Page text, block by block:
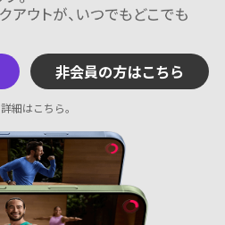
非会員の方はこちら
詳細はこちら。